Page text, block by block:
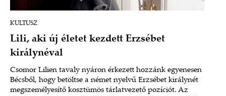
KULTUSZ
Lili, aki új életet kezdett Erzsébet
királynéval
Csomor Lilien tavaly nyáron érkezett hozzánk egyenesen
Bécsből, hogy betöltse a német nyelvű Erzsébet királynét
megszemélyesítő kosztümös tárlatvezető pozíciót. Az